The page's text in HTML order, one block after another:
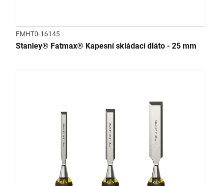
FMHT0-16145
Stanley® Fatmax® Kapesní skládací dláto - 25 mm